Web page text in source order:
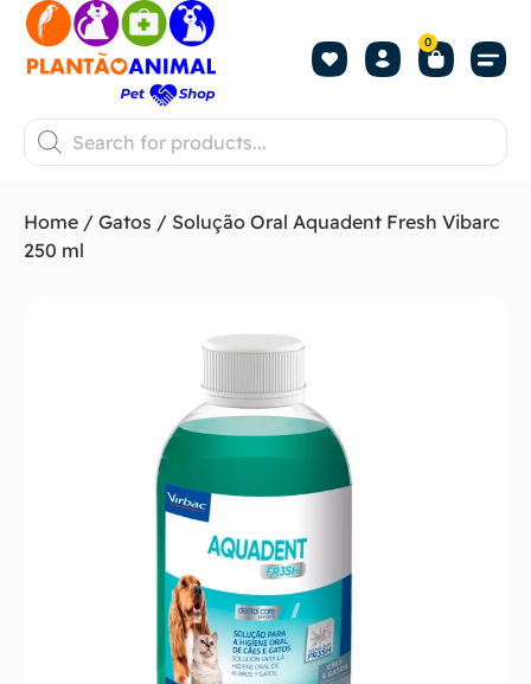
0
Home / Gatos / Solução Oral Aquadent Fresh Vibarc
250 ml